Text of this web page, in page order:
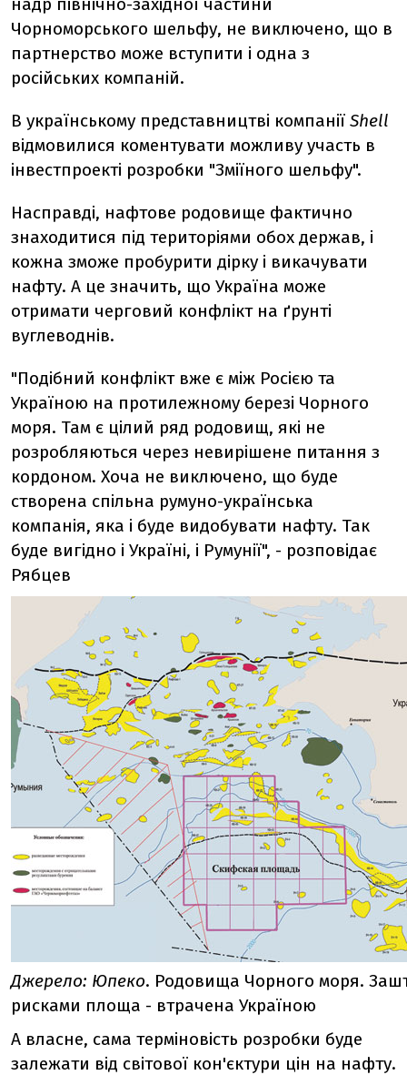
Чорноморського шельфу, не виключено, що в
партнерство може вступити і одна з
російських компаній.
В українському представництві компанії Shell
відмовилися коментувати можливу участь в
інвестпроекті розробки "Зміїного шельфу".
Насправді, нафтове родовище фактично
знаходитися під територіями обох держав, і
кожна зможе пробурити дірку і викачувати
нафту. А це значить, що Україна може
отримати черговий конфлікт на ґрунті
вуглеводнів.
"Подібний конфлікт вже є між Росією та
Україною на протилежному березі Чорного
моря. Там є цілий ряд родовищ, які не
розробляються через невирішене питання з
кордоном. Хоча не виключено, що буде
створена спільна румуно-українська
компанія, яка і буде видобувати нафту. Так
буде вигідно і Україні, і Румунії", - розповідає
Рябцев
Джерело: Юпеко. Родовища Чорного моря.
рисками площа - втрачена Україною
А власне, сама терміновість розробки буде
залежати від світової кон'єктури цін на нафту.